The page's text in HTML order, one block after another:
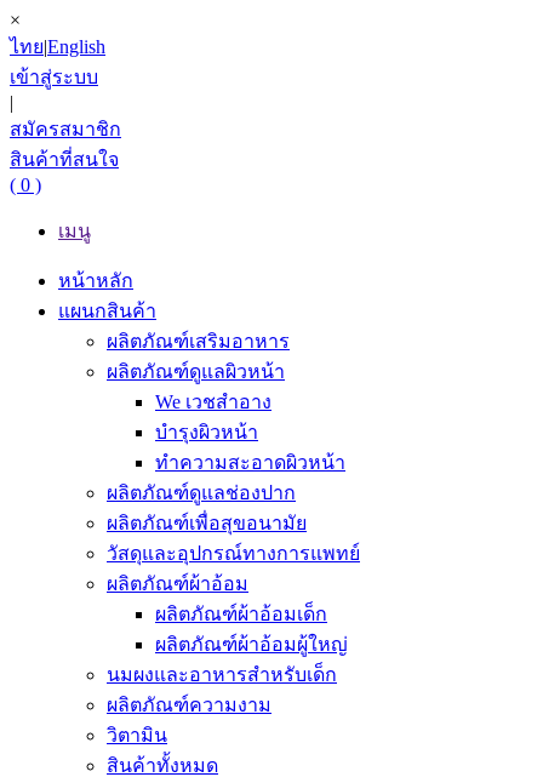
×
ไทย|English
เข้าสู่ระบบ
|
สมัครสมาชิก
สินค้าที่สนใจ
( 0 )
เมนู
หน้าหลัก
แผนกสินค้า
ผลิตภัณฑ์เสริมอาหาร
ผลิตภัณฑ์ดูแลผิวหน้า
We เวชสำอาง
บำรุงผิวหน้า
ทำความสะอาดผิวหน้า
ผลิตภัณฑ์ดูแลช่องปาก
ผลิตภัณฑ์เพื่อสุขอนามัย
วัสดุและอุปกรณ์ทางการแพทย์
ผลิตภัณฑ์ผ้าอ้อม
ผลิตภัณฑ์ผ้าอ้อมเด็ก
ผลิตภัณฑ์ผ้าอ้อมผู้ใหญ่
นมผงและอาหารสำหรับเด็ก
ผลิตภัณฑ์ความงาม
วิตามิน
สินค้าทั้งหมด